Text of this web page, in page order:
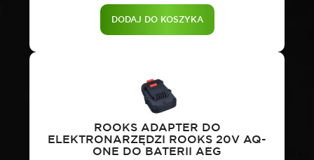
DODAJ DO KOSZYKA
ROOKS ADAPTER DO
ELEKTRONARZĘDZI ROOKS 20V AQ-
ONE DO BATERII AEG